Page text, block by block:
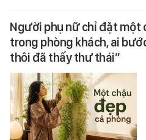
Người phụ nữ chỉ đặt một
trong phòng khách, ai
thôi đã thấy thư thái”